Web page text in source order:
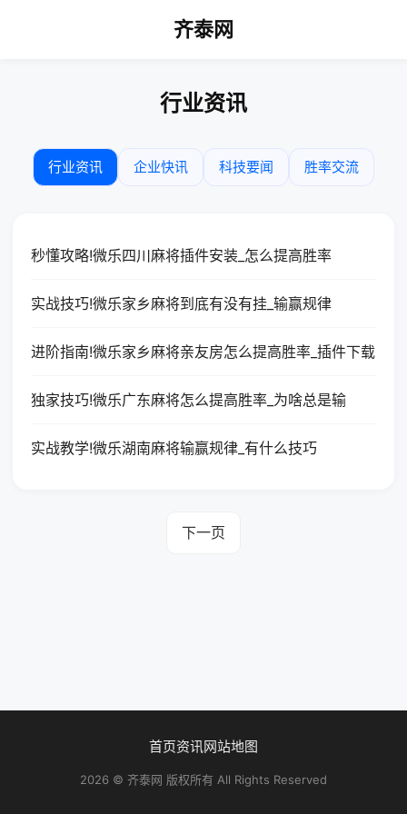
齐泰网
行业资讯
行业资讯 企业快讯 科技要闻 胜率交流
秒懂攻略!微乐四川麻将插件安装_怎么提高胜率
实战技巧!微乐家乡麻将到底有没有挂_输赢规律
进阶指南!微乐家乡麻将亲友房怎么提高胜率_插件下载
独家技巧!微乐广东麻将怎么提高胜率_为啥总是输
实战教学!微乐湖南麻将输赢规律_有什么技巧
下一页
首页资讯网站地图
2026 © 齐泰网 版权所有 All Rights Reserved